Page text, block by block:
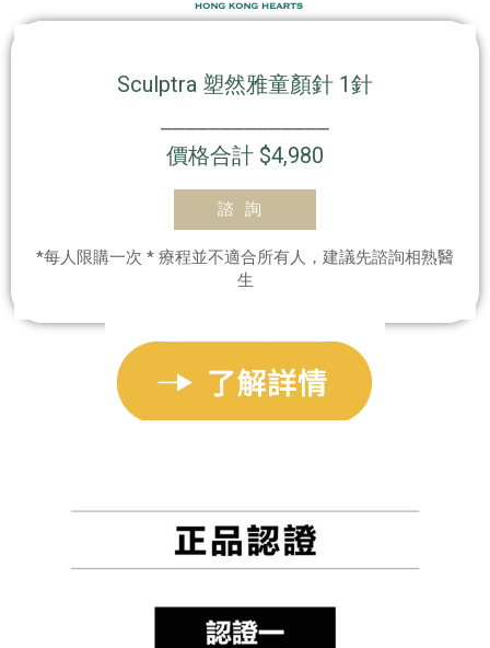
Sculptra 塑然雅童顏針 1針
價格合計 $4,980
諮詢
*每人限購一次 * 療程並不適合所有人，建議先諮詢相熟醫
生